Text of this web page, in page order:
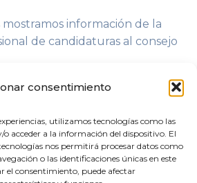
consentimiento
utilizamos tecnologías como las
acceder a la información del dispositivo. El
nos permitirá procesar datos como
o las identificaciones únicas en este
el consentimiento, puede afectar
información de la
de candidaturas al consejo
provisional de
escolar
atención